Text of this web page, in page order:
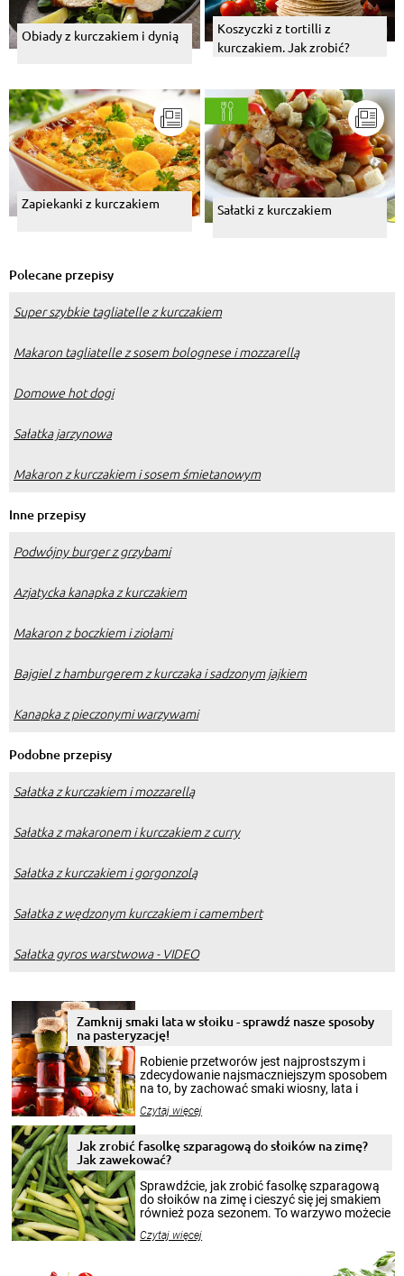
Obiady z kurczakiem i dynią
Koszyczki z tortilli z
kurczakiem. Jak zrobić?
Zapiekanki z kurczakiem Sałatki z kurczakiem
Polecane przepisy
Super szybkie tagliatelle z kurczakiem
Makaron tagliatelle z sosem bolognese i mozzarellą
Domowe hot dogi
Sałatka jarzynowa
Makaron z kurczakiem i sosem śmietanowym
Inne przepisy
Podwójny burger z grzybami
Azjatycka kanapka z kurczakiem
Makaron z boczkiem i ziołami
Bajgiel z hamburgerem z kurczaka i sadzonym jajkiem
Kanapka z pieczonymi warzywami
Podobne przepisy
Sałatka z kurczakiem i mozzarellą
Sałatka z makaronem i kurczakiem z curry
Sałatka z kurczakiem i gorgonzolą
Sałatka z wędzonym kurczakiem i camembert
Sałatka gyros warstwowa - VIDEO
Zamknij smaki lata w słoiku - sprawdź nasze sposoby
na pasteryzację!
Robienie przetworów jest najprostszym i
zdecydowanie najsmaczniejszym sposobem
na to, by zachować smaki wiosny, lata i
krajobrazów, by cieszyć nimi oko w sezonie
pełni poczuć atmosferę cieplejszych
miesięcy. Przygotowanie słoików ze
smakowitą zawartością musi obejmować
patenty, które pozwolą zachować świeżość
przetworów.
Czytaj więcej
Jak zrobić fasolkę szparagową do słoików na zimę?
Jak zawekować?
Sprawdźcie, jak zrobić fasolkę szparagową
do słoików na zimę i cieszyć się jej smakiem
również poza sezonem. To warzywo możecie
nasze propozycje!
Czytaj więcej